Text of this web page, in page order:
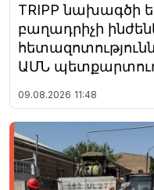
TRIPP նախագծի
բաղադրիչի
ԱՄՆ
09.08.2026 11:48